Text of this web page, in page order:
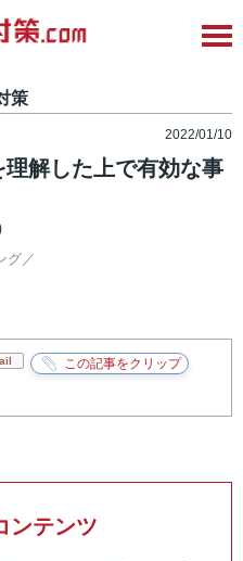
策
2022/01/10
解した上で有効な事
グ／
ンテンツ